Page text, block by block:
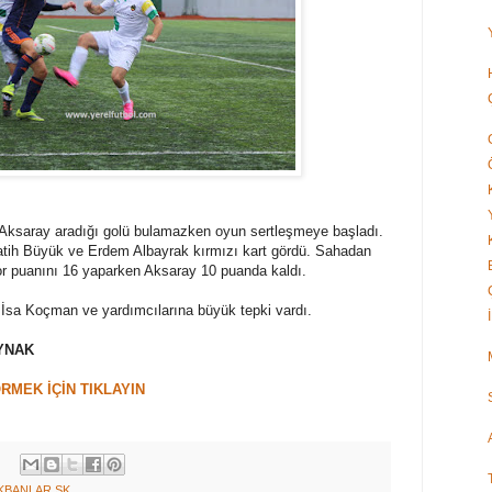
aradığı golü bulamazken oyun sertleşmeye başladı.
Büyük ve Erdem Albayrak kırmızı kart gördü. Sahadan
puanını 16 yaparken Aksaray 10 puanda kaldı.
Koçman ve yardımcılarına büyük tepki vardı.
İÇİN TIKLAYIN